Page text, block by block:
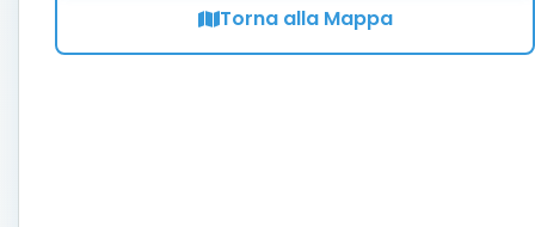
Torna alla Mappa